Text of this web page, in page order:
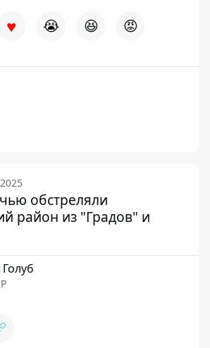
♥ 😭 😆 😡
обстреляли
район из "Градов" и